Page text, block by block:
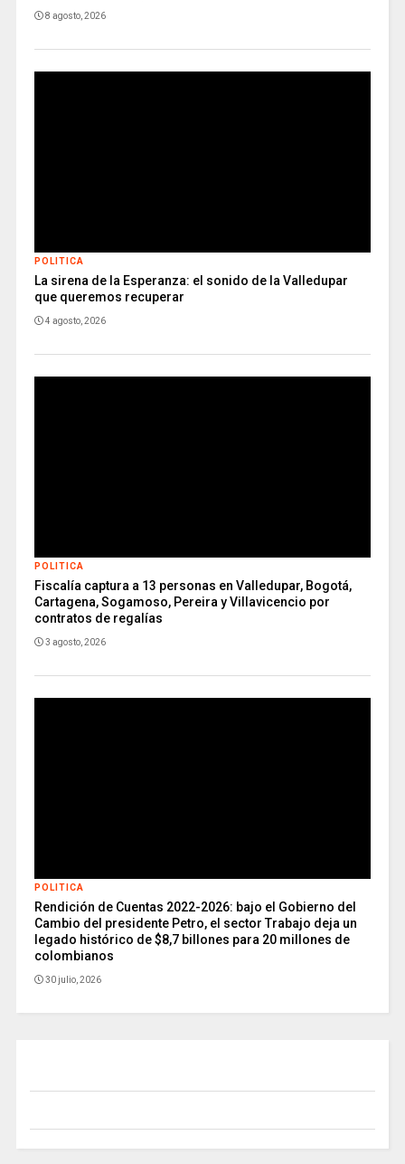
8 agosto, 2026
POLITICA
La sirena de la Esperanza: el sonido de la Valledupar
que queremos recuperar
4 agosto, 2026
POLITICA
Fiscalía captura a 13 personas en Valledupar, Bogotá,
Cartagena, Sogamoso, Pereira y Villavicencio por
contratos de regalías
3 agosto, 2026
POLITICA
Rendición de Cuentas 2022-2026: bajo el Gobierno del
Cambio del presidente Petro, el sector Trabajo deja un
legado histórico de $8,7 billones para 20 millones de
colombianos
30 julio, 2026